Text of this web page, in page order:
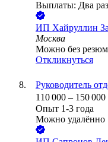
Выплаты: Два
ИП Хайруллин
Москва
Можно без
Откликнуться
Руководитель
110 000 – 150 000
Опыт 1-3 года
Можно удалённо